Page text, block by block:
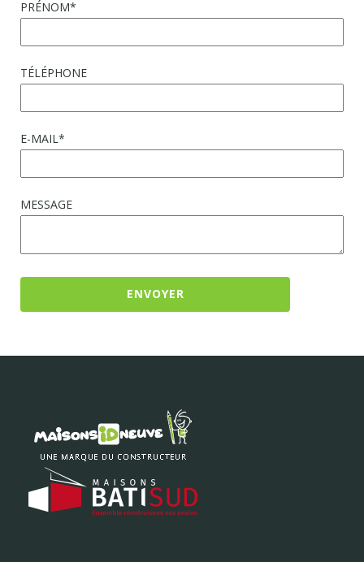
PRÉNOM*
TÉLÉPHONE
E-MAIL*
MESSAGE